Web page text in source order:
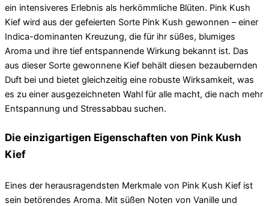
ein intensiveres Erlebnis als herkömmliche Blüten. Pink Kush
Kief wird aus der gefeierten Sorte Pink Kush gewonnen – einer
Indica-dominanten Kreuzung, die für ihr süßes, blumiges
Aroma und ihre tief entspannende Wirkung bekannt ist. Das
aus dieser Sorte gewonnene Kief behält diesen bezaubernden
Duft bei und bietet gleichzeitig eine robuste Wirksamkeit, was
es zu einer ausgezeichneten Wahl für alle macht, die nach mehr
Entspannung und Stressabbau suchen.
Die einzigartigen Eigenschaften von Pink Kush
Kief
Eines der herausragendsten Merkmale von Pink Kush Kief ist
sein betörendes Aroma. Mit süßen Noten von Vanille und